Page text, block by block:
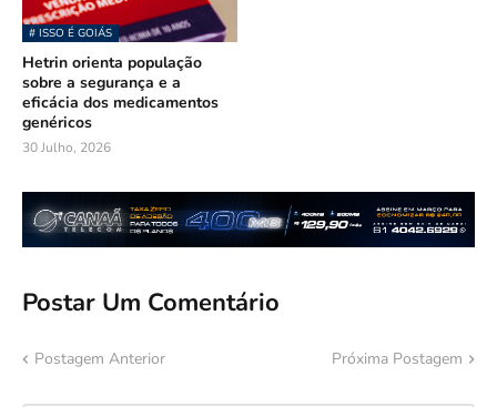
# ISSO É GOIÁS
Hetrin orienta população
sobre a segurança e a
eficácia dos medicamentos
genéricos
30 Julho, 2026
Postar Um Comentário
Postagem Anterior Próxima Postagem